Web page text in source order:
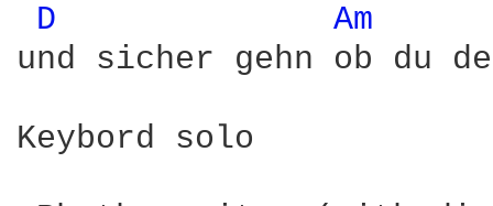
D
Am
und sicher gehn ob du
Keybord solo